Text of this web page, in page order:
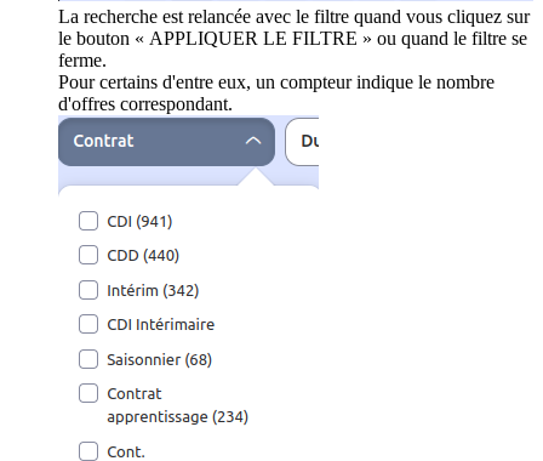
La recherche est relancée avec le filtre quand vous cliquez sur
le bouton « APPLIQUER LE FILTRE » ou quand le filtre se
ferme.
Pour certains d'entre eux, un compteur indique le nombre
d'offres correspondant.